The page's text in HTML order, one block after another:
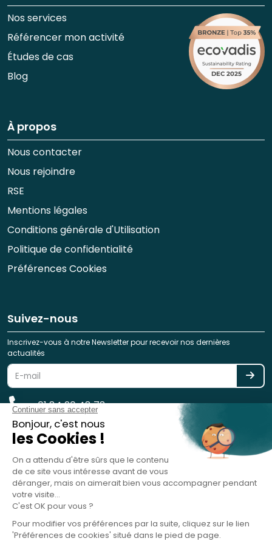
Nos services
Référencer mon activité
Études de cas
Blog
À propos
Nous contacter
Nous rejoindre
RSE
Mentions légales
Conditions générale d'Utilisation
Politique de confidentialité
Préférences Cookies
Suivez-nous
Inscrivez-vous à notre Newsletter pour recevoir nos dernières
actualités
01 84 20 48 78
reservation@spotlag.com